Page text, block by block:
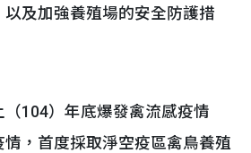
及加強養殖場的安全防護措
104）年底爆發禽流感疫情
，首度採取淨空疫區禽鳥養殖